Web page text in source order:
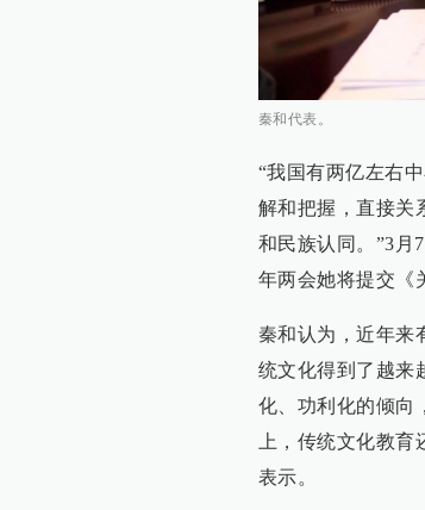
秦和代表。
“我国有两亿左右
解和把握，直接关
和民族认同。”3月
年两会她将提交《
秦和认为，近年来
统文化得到了越来
化、功利化的倾向
上，传统文化教
表示。